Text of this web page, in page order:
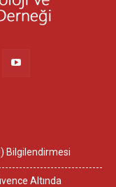
Bilgilendirmesi
Altında